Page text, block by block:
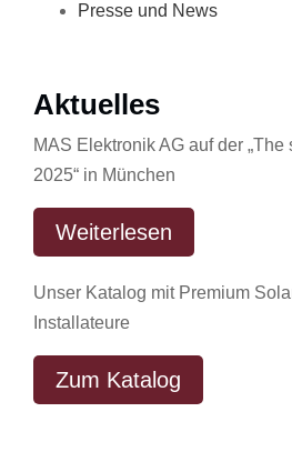
Presse und News
Aktuelles
MAS Elektronik AG auf der
2025“ in München
Weiterlesen
Unser Katalog mit Premium
Installateure
Zum Katalog